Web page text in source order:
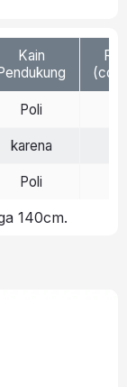
Kain
Pendukung
Poli
karena
Poli
(cd/
140cm.